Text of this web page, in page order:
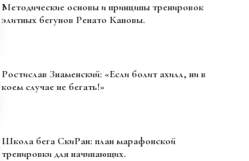
Методические основы и принципы тренировок
элитных бегунов Ренато Кановы.
Ростислав Знаменский: «Если болит ахилл, ни в
коем случае не бегать!»
Школа бега СкиРан: план марафонской
тренировки для начинающих.